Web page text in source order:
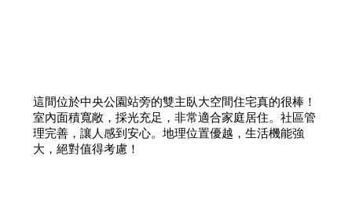
這間位於中央公園站旁的雙主臥大空間住宅真的很棒！
室內面積寬敞，採光充足，非常適合家庭居住。社區管
理完善，讓人感到安心。地理位置優越，生活機能強
大，絕對值得考慮！